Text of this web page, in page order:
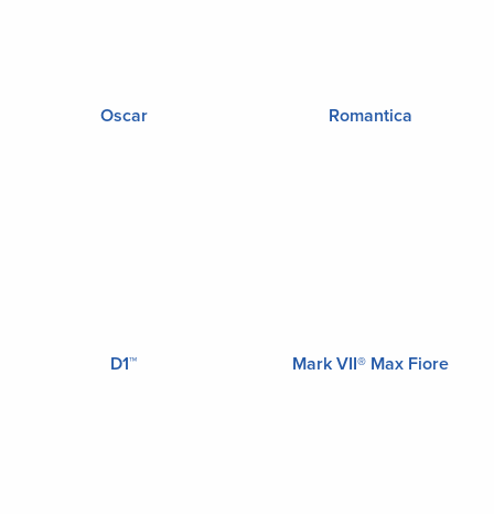
Oscar Romantica
D1™ Mark VII® Max Fiore